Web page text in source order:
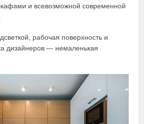
и всевозможной современной
рабочая поверхность и
дизайнеров — немаленькая